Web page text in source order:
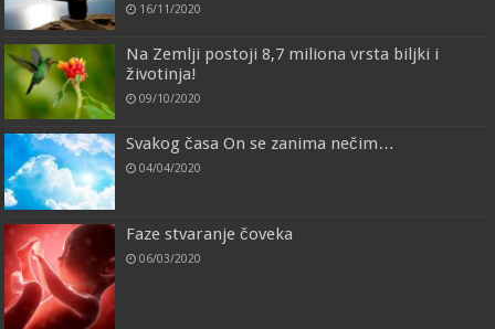
16/11/2020
Na Zemlji postoji 8,7 miliona vrsta biljki i
životinja!
09/10/2020
Svakog časa On se zanima nečim…
04/04/2020
Faze stvaranje čoveka
06/03/2020